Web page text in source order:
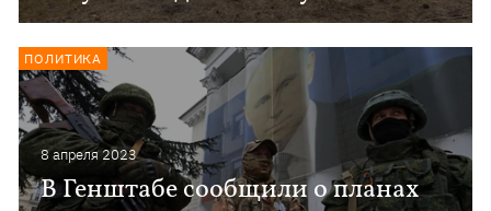
8 апреля 2023
В Генштабе сообщили о планах
ПОЛИТИКА